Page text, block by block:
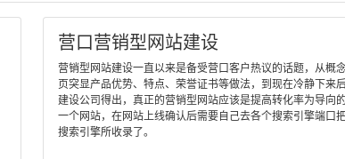
营口营销型网站建设
营销型网站建设一直以来是备受营口客户热议的话题，从概
页突显产品优势、特点、荣誉证书等做法，到现在冷静下来
建设公司得出，真正的营销型网站应该是提高转化率为导向
一个网站，在网站上线确认后需要自己去各个搜索引擎端口
搜索引擎所收录了。